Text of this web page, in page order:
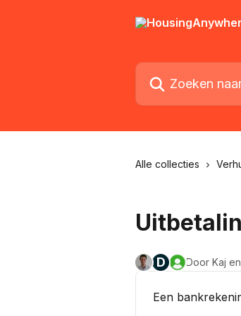
Zoeken naar
Alle collecties
D Door Kaj
Een